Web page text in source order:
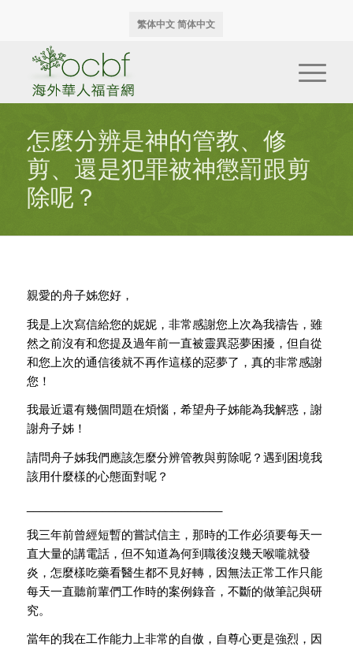
繁体中文 简体中文
怎麼分辨是神的管教、修
剪、還是犯罪被神懲罰跟剪
除呢？
親愛的舟子姊您好，
我是上次寫信給您的妮妮，非常感謝您上次為我禱告， 雖
然之前沒有和您提及過年前一直被靈異惡夢困擾， 但自從
和您上次的通信後就不再作這樣的惡夢了，真的非常感謝
您！
我最近還有幾個問題在煩惱，希望舟子姊能為我解惑，謝
謝舟子姊！
請問舟子姊我們應該怎麼分辨管教與剪除呢？ 遇到困境我
該用什麼樣的心態面對呢？
我三年前曾經短暫的嘗試信主， 那時的工作必須要每天一
直大量的講電話， 但不知道為何到職後沒幾天喉嚨就發
炎， 怎麼樣吃藥看醫生都不見好轉， 因無法正常工作只能
每天一直聽前輩們工作時的案例錄音， 不斷的做筆記與研
究。
當年的我在工作能力上非常的自傲，自尊心更是強烈， 因